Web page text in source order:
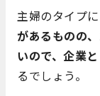
主婦のタイプ
があるものの
いので、企業
るでしょう。